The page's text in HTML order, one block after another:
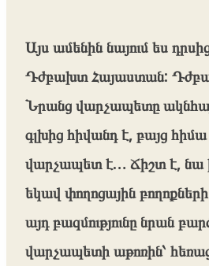
Այս ամենին նայում ես
Դժբախտ Հայաստան:
Նրանց վարչապետը
գլխից հիվանդ է, բայց
վարչապետ է… Ճիշտ է, նա
եկավ փողոցային բողոքների
այդ բազմությունը նրան
վարչապետի աթոռին՝